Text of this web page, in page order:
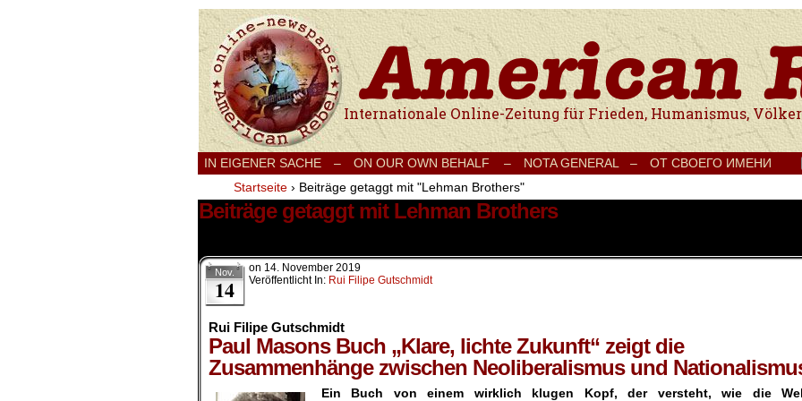
Internationale Onlinezeitung für Frieden, Humanismus, Völkerverständigung und
IN EIGENER SACHE – ON OUR OWN BEHALF – NOTA GENERAL – ОТ СВОЕГО ИМЕНИ
Startseite › Beiträge getaggt mit "Lehman Brothers"
Beiträge getaggt mit Lehman Brothers
Nov.
14
on 14. November 2019
Veröffentlicht In: Rui Filipe Gutschmidt
Rui Filipe Gutschmidt
Paul Masons Buch „Klare, lichte Zukunft“ zeigt die
Zusammenhänge zwischen Neoliberalismus und
Ein Buch von einem wirklich klugen Kopf, der versteht, wie die